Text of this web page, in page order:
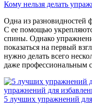
Кому нельзя делать
Одна из разновидностей
С ее помощью
спины. Однако
показаться на первый
нужно делать всего
даже профессиональным
упражнений для
5 лучших упражнений